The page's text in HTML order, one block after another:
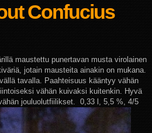
Confucius
maustettu punertavan musta virolainen
jotain mausteita ainakin on mukana.
tavalla. Paahteisuus kääntyy vähän
vähän kuivaksi kuitenkin. Hyvä
jouluolutfiilikset. 0,33 l, 5,5 %, 4/5